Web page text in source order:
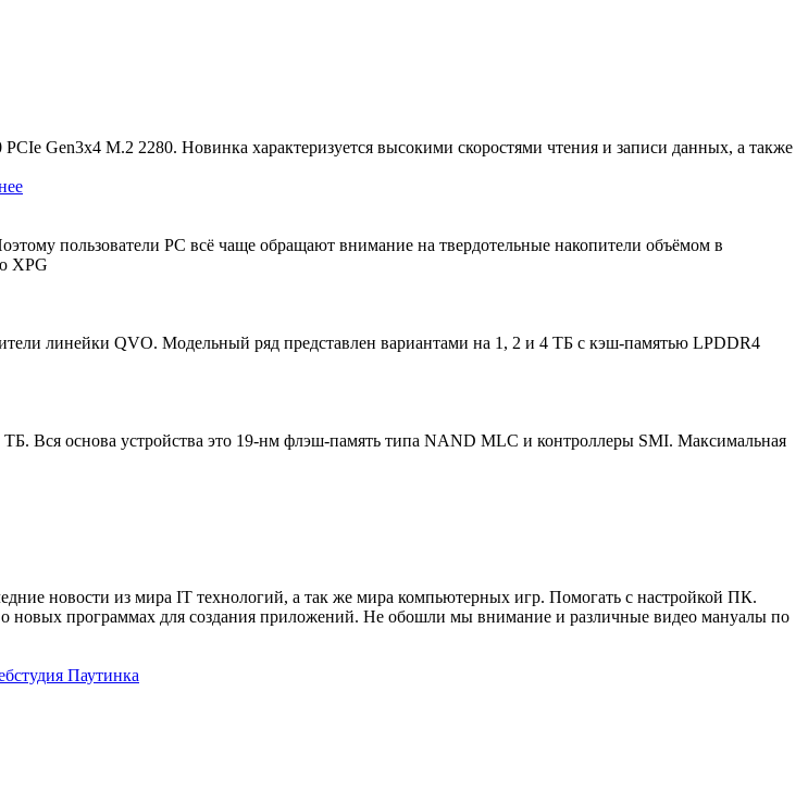
Gen3x4 M.2 2280. Новинка характеризуется высокими скоростями чтения и записи данных, а также
пользователи PC всё чаще обращают внимание на твердотельные накопители объёмом в
XPG
линейки QVO. Модельный ряд представлен вариантами на 1, 2 и 4 ТБ с кэш-памятью LPDDR4
Вся основа устройства это 19-нм флэш-память типа NAND MLC и контроллеры SMI. Максимальная
новости из мира IT технологий, а так же мира компьютерных игр. Помогать с настройкой ПК.
новых программах для создания приложений. Не обошли мы внимание и различные видео мануалы по